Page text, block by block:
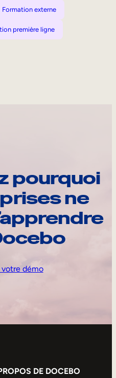
Formation externe
première ligne
pourquoi
ne
démo
DE DOCEBO